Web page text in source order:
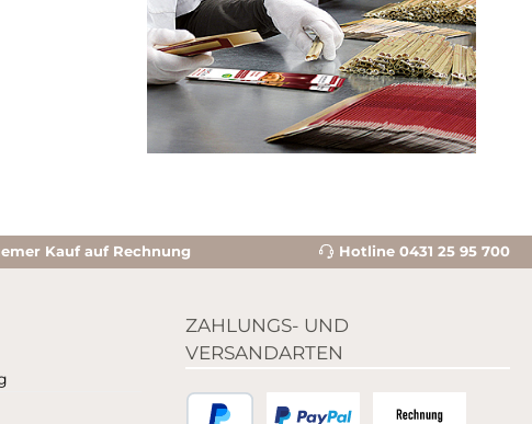
Kauf auf Rechnung Hotline 0431 25 95 700
ZAHLUNGS- UND
VERSANDARTEN